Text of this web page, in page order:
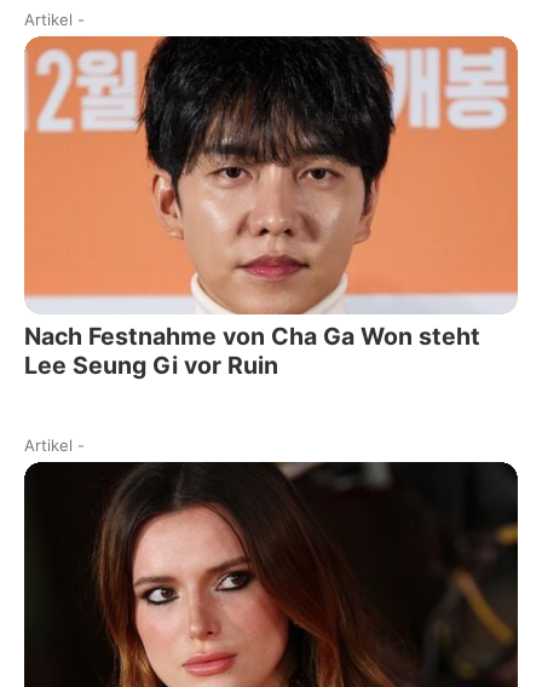
Artikel -
Nach Festnahme von Cha Ga Won steht
Lee Seung Gi vor Ruin
Artikel -